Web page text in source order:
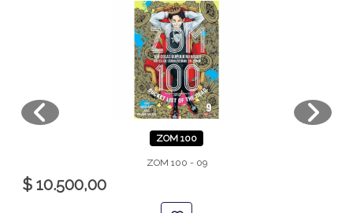
ZOM 100
ZOM 100 - 09
$ 10.500,00